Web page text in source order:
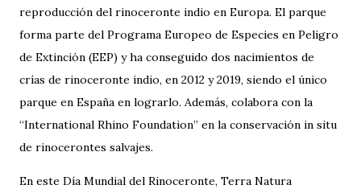
reproducción del rinoceronte indio en Europa. El parque
forma parte del Programa Europeo de Especies en Peligro
de Extinción (EEP) y ha conseguido dos nacimientos de
crías de rinoceronte indio, en 2012 y 2019, siendo el único
parque en España en lograrlo. Además, colabora con la
“International Rhino Foundation” en la conservación in situ
de rinocerontes salvajes.
En este Día Mundial del Rinoceronte, Terra Natura